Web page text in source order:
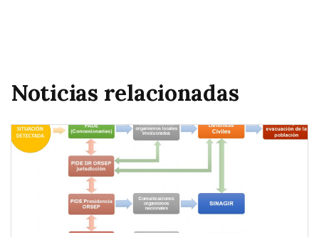
Noticias relacionadas